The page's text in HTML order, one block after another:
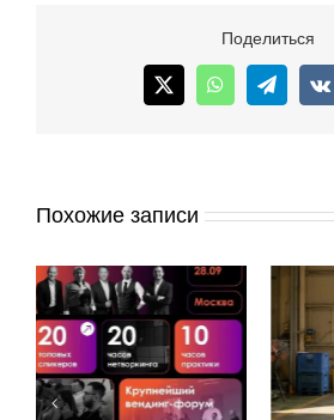
Поделиться
X WhatsAppTelegram
Vk
Похожие записи